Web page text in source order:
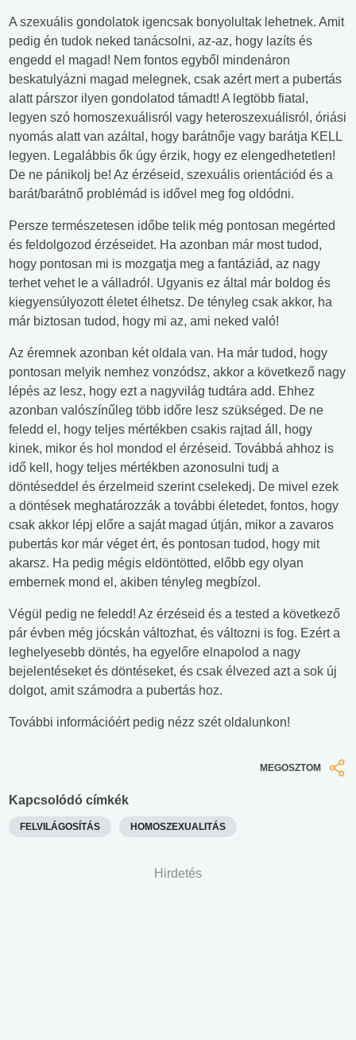
A szexuális gondolatok igencsak bonyolultak lehetnek. Amit
pedig én tudok neked tanácsolni, az-az, hogy lazíts és
engedd el magad! Nem fontos egyből mindenáron
beskatulyázni magad melegnek, csak azért mert a pubertás
alatt párszor ilyen gondolatod támadt! A legtöbb fiatal,
legyen szó homoszexuálisról vagy heteroszexuálisról, óriási
nyomás alatt van azáltal, hogy barátnője vagy barátja KELL
legyen. Legalábbis ők úgy érzik, hogy ez elengedhetetlen!
De ne pánikolj be! Az érzéseid, szexuális orientációd és a
barát/barátnő problémád is idővel meg fog oldódni.
Persze természetesen időbe telik még pontosan megérted
és feldolgozod érzéseidet. Ha azonban már most tudod,
hogy pontosan mi is mozgatja meg a fantáziád, az nagy
terhet vehet le a válladról. Ugyanis ez által már boldog és
kiegyensúlyozott életet élhetsz. De tényleg csak akkor, ha
már biztosan tudod, hogy mi az, ami neked való!
Az éremnek azonban két oldala van. Ha már tudod, hogy
pontosan melyik nemhez vonzódsz, akkor a következő nagy
lépés az lesz, hogy ezt a nagyvilág tudtára add. Ehhez
azonban valószínűleg több időre lesz szükséged. De ne
feledd el, hogy teljes mértékben csakis rajtad áll, hogy
kinek, mikor és hol mondod el érzéseid. Továbbá ahhoz is
idő kell, hogy teljes mértékben azonosulni tudj a
döntéseddel és érzelmeid szerint cselekedj. De mivel ezek
a döntések meghatározzák a további életedet, fontos, hogy
csak akkor lépj előre a saját magad útján, mikor a zavaros
pubertás kor már véget ért, és pontosan tudod, hogy mit
akarsz. Ha pedig mégis eldöntötted, előbb egy olyan
embernek mond el, akiben tényleg megbízol.
Végül pedig ne feledd! Az érzéseid és a tested a következő
pár évben még jócskán változhat, és változni is fog. Ezért a
leghelyesebb döntés, ha egyelőre elnapolod a nagy
bejelentéseket és döntéseket, és csak élvezed azt a sok új
dolgot, amit számodra a pubertás hoz.
További információért pedig nézz szét oldalunkon!
MEGOSZTOM
Kapcsolódó címkék
FELVILÁGOSÍTÁS HOMOSZEXUALITÁS
Hirdetés